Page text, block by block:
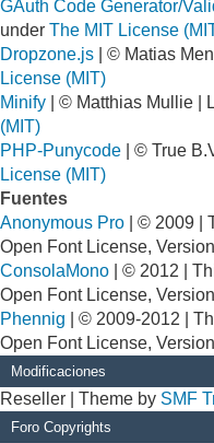
GAuth Code Generator/
under The MIT License
Dropzone.js | © Matias
License (MIT)
Minify | © Matthias Mullie |
(MIT)
PHP-Punycode | © True
License (MIT)
Fuentes
Anonymous Pro | © 2009 |
Open Font License,
ConsolaMono | © 2012 |
Open Font License,
Phennig | © 2009-2012 |
Open Font License,
Modificaciones
Reseller | Theme by SMF
Foro Copyrights